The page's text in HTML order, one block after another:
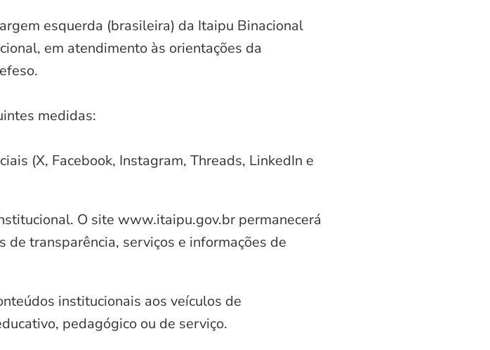
esquerda (brasileira) da Itaipu Binacional
em atendimento às orientações da
medidas:
(X, Facebook, Instagram, Threads, LinkedIn e
O site www.itaipu.gov.br permanecerá
transparência, serviços e informações de
institucionais aos veículos de
pedagógico ou de serviço.